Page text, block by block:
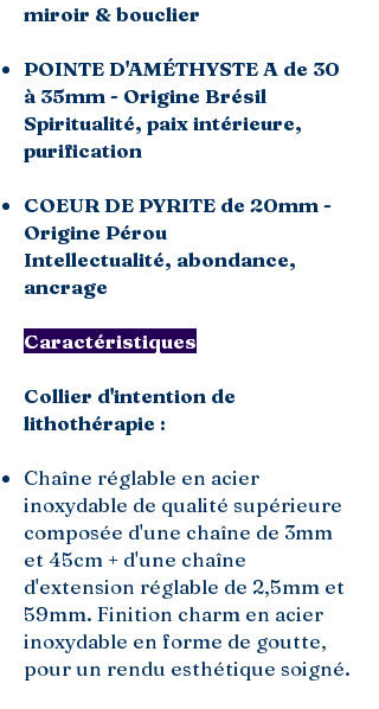
miroir & bouclier
POINTE D'AMÉTHYSTE A de 30
à 35mm - Origine Brésil
Spiritualité, paix intérieure,
purification
COEUR DE PYRITE de 20mm -
Origine Pérou
Intellectualité, abondance,
ancrage
Caractéristiques
Collier d'intention de
lithothérapie :
Chaîne réglable en acier
inoxydable de qualité supérieure
composée d'une chaîne de 3mm
et 45cm + d'une chaîne
d'extension réglable de 2,5mm et
59mm. Finition charm en acier
inoxydable en forme de goutte,
pour un rendu esthétique soigné.